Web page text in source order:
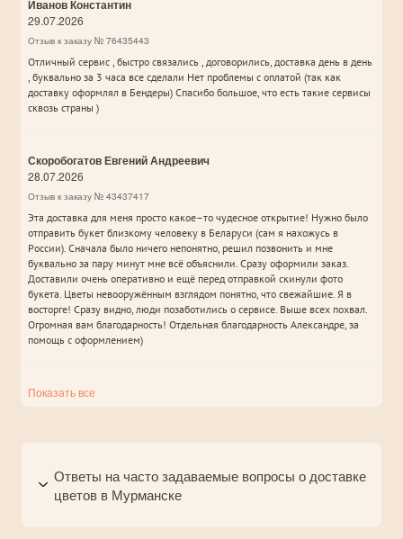
Иванов Константин
29.07.2026
Отзыв к заказу № 76435443
Отличный сервис , быстро связались , договорились, доставка день в день
, буквально за 3 часа все сделали Нет проблемы с оплатой (так как
доставку оформлял в Бендеры) Спасибо большое, что есть такие сервисы
сквозь страны )
Скоробогатов Евгений Андреевич
28.07.2026
Отзыв к заказу № 43437417
Эта доставка для меня просто какое–то чудесное открытие! Нужно было
отправить букет близкому человеку в Беларуси (сам я нахожусь в
России). Сначала было ничего непонятно, решил позвонить и мне
буквально за пару минут мне всё объяснили. Сразу оформили заказ.
Доставили очень оперативно и ещё перед отправкой скинули фото
букета. Цветы невооружённым взглядом понятно, что свежайшие. Я в
восторге! Сразу видно, люди позаботились о сервисе. Выше всех похвал.
Огромная вам благодарность! Отдельная благодарность Александре, за
помощь с оформлением)
Показать все
Ответы на часто задаваемые вопросы о доставке
цветов в Мурманске